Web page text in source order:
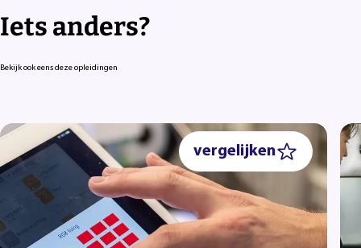
Iets anders?
Bekijk ook eens deze opleidingen
vergelijken